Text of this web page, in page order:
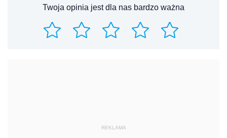
Twoja opinia jest dla nas bardzo ważna
REKLAMA